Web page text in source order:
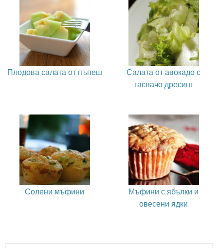
Плодова салата от пъпеш
Салата от авокадо с
гаспачо дресинг
Солени мъфини
Мъфини с ябълки и
овесени ядки